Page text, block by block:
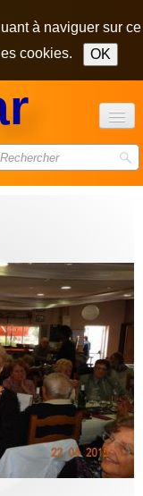
à naviguer sur ce
cookies.
OK